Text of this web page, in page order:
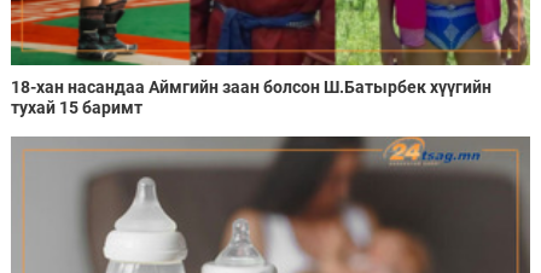
18-хан насандаа Аймгийн заан болсон Ш.Батырбек хүүгийн
тухай 15 баримт